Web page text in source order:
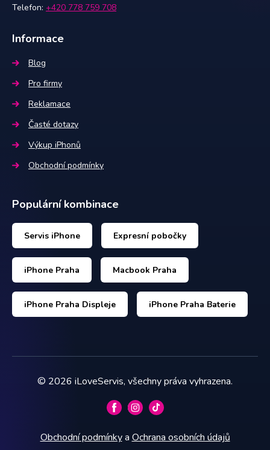
Telefon: +420 778 759 708
Informace
Blog
Pro firmy
Reklamace
Časté dotazy
Výkup iPhonů
Obchodní podmínky
Populární kombinace
Servis iPhone Expresní pobočky
iPhone Praha Macbook Praha
iPhone Praha Displeje iPhone Praha Baterie
© 2026 iLoveServis, všechny práva vyhrazena.
Obchodní podmínky a Ochrana osobních údajů